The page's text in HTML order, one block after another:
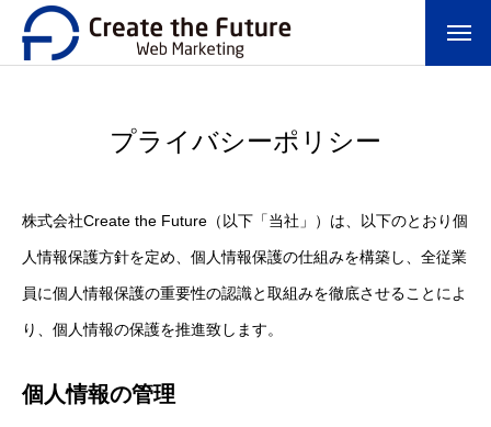
プライバシーポリシー
株式会社Create the Future（以下「当社」）は、以下のとおり個
人情報保護方針を定め、個人情報保護の仕組みを構築し、全従業
員に個人情報保護の重要性の認識と取組みを徹底させることによ
り、個人情報の保護を推進致します。
個人情報の管理